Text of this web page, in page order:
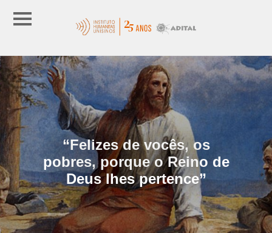
“Felizes de vocês, os
pobres, porque o Reino de
Deus lhes pertence”